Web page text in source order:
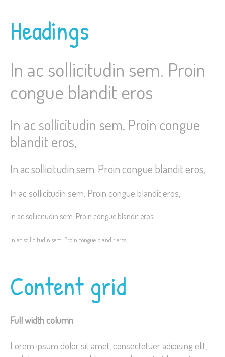
Headings
In ac sollicitudin sem. Proin
congue blandit eros
In ac sollicitudin sem. Proin congue
blandit eros,
In ac sollicitudin sem. Proin congue blandit eros,
In ac sollicitudin sem. Proin congue blandit eros,
In ac sollicitudin sem. Proin congue blandit eros,
In ac sollicitudin sem. Proin congue blandit eros,
Content grid
Full width column
Lorem ipsum dolor sit amet, consectetuer adipising elit,